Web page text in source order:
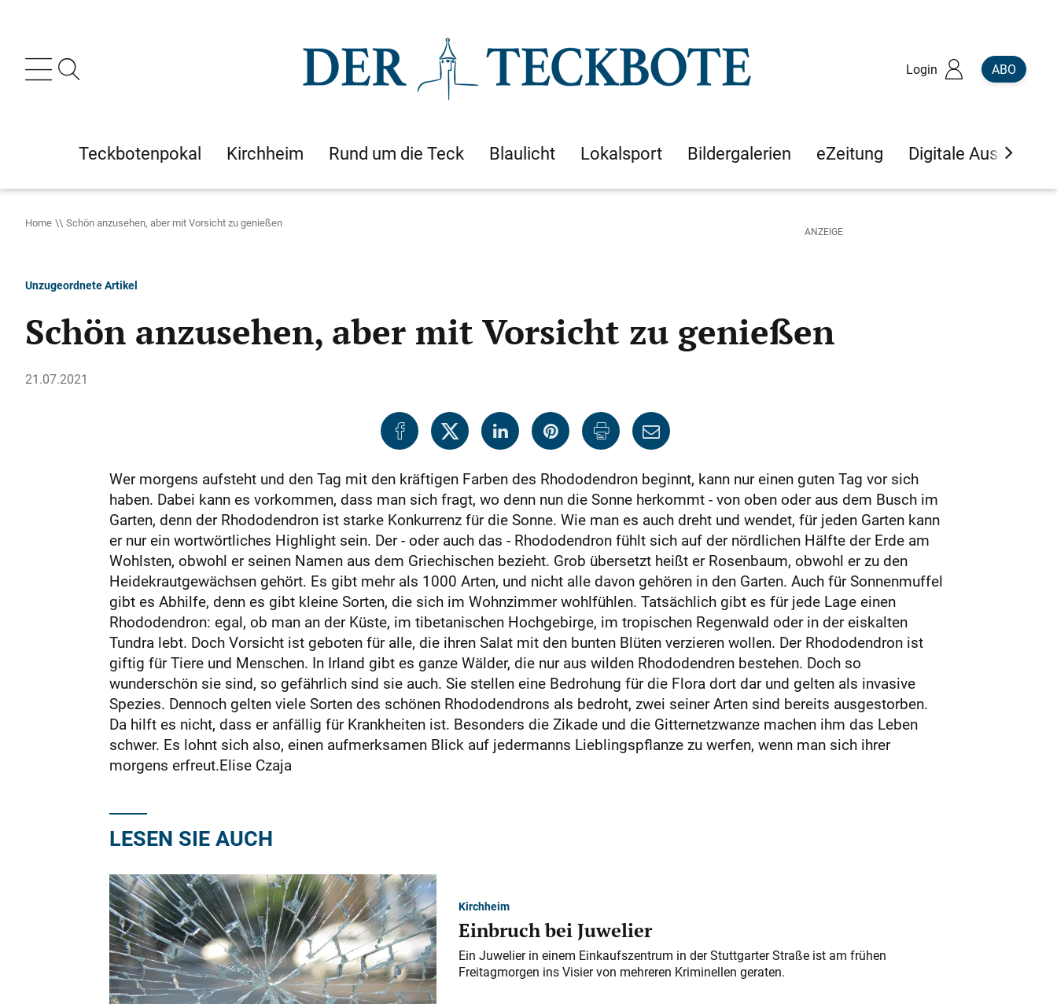
Login ABO
Teckbotenpokal Kirchheim Rund um die Teck Blaulicht Lokalsport Bildergalerien eZeitung Digitale Ausgaben
Home Schön anzusehen, aber mit Vorsicht zu genießen
Unzugeordnete Artikel
Schön anzusehen, aber mit Vorsicht zu genießen
21.07.2021
Wer morgens aufsteht und den Tag mit den kräftigen Farben des Rhododendron beginnt, kann nur einen guten Tag vor sich
haben. Dabei kann es vorkommen, dass man sich fragt, wo denn nun die Sonne herkommt - von oben oder aus dem Busch im
Garten, denn der Rhododendron ist starke Konkurrenz für die Sonne. Wie man es auch dreht und wendet, für jeden Garten kann
er nur ein wortwörtliches Highlight sein. Der - oder auch das - Rhododendron fühlt sich auf der nördlichen Hälfte der Erde am
Wohlsten, obwohl er seinen Namen aus dem Griechischen bezieht. Grob übersetzt heißt er Rosenbaum, obwohl er zu den
Heidekrautgewächsen gehört. Es gibt mehr als 1000 Arten, und nicht alle davon gehören in den Garten. Auch für Sonnenmuffel
gibt es Abhilfe, denn es gibt kleine Sorten, die sich im Wohnzimmer wohlfühlen. Tatsächlich gibt es für jede Lage einen
Rhododendron: egal, ob man an der Küste, im tibetanischen Hochgebirge, im tropischen Regenwald oder in der eiskalten
Tundra lebt. Doch Vorsicht ist geboten für alle, die ihren Salat mit den bunten Blüten verzieren wollen. Der Rhododendron ist
giftig für Tiere und Menschen. In Irland gibt es ganze Wälder, die nur aus wilden Rhododendren bestehen. Doch so
wunderschön sie sind, so gefährlich sind sie auch. Sie stellen eine Bedrohung für die Flora dort dar und gelten als invasive
Spezies. Dennoch gelten viele Sorten des schönen Rhododendrons als bedroht, zwei seiner Arten sind bereits ausgestorben.
Da hilft es nicht, dass er anfällig für Krankheiten ist. Besonders die Zikade und die Gitternetzwanze machen ihm das Leben
schwer. Es lohnt sich also, einen aufmerksamen Blick auf jedermanns Lieblingspflanze zu werfen, wenn man sich ihrer
morgens erfreut.Elise Czaja
LESEN SIE AUCH
Kirchheim
Einbruch bei Juwelier
Ein Juwelier in einem Einkaufszentrum in der Stuttgarter Straße ist am frühen
Freitagmorgen ins Visier von mehreren Kriminellen geraten.